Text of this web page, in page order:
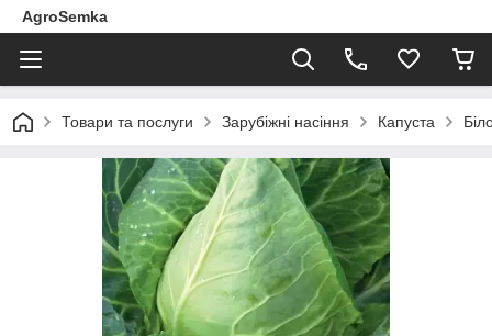
AgroSemka
Товари та послуги Зарубіжні насіння Капуста